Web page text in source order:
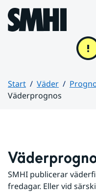
Hoppa till sidans innehåll
Start Väder
Väderprognos
SMHI publicerar
fredagar. Eller vid